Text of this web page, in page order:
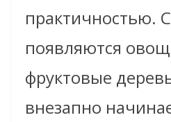
практичностью.
появляются
фруктовые
внезапно